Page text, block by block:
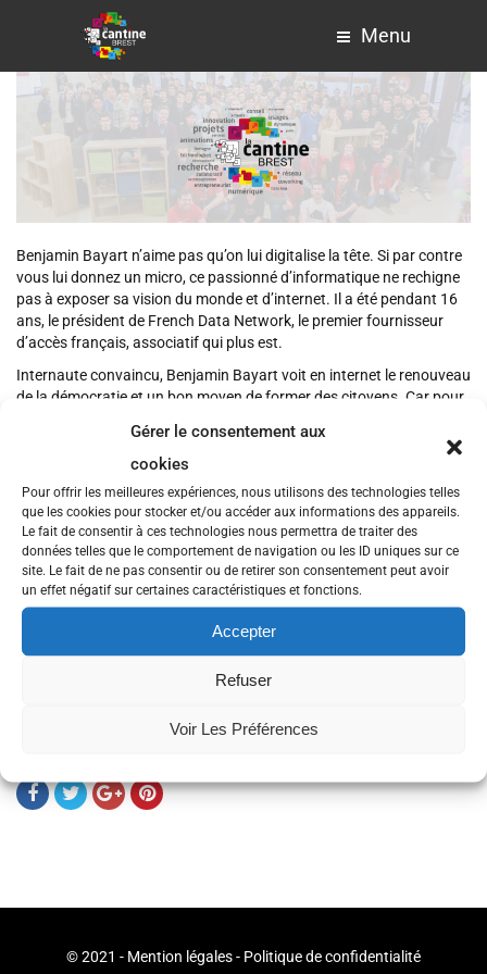
Gérer le consentement aux
cookies
Pour offrir les meilleures expériences, nous utilisons des technologies telles
que les cookies pour stocker et/ou accéder aux informations des appareils.
Le fait de consentir à ces technologies nous permettra de traiter des
données telles que le comportement de navigation ou les ID uniques sur ce
site. Le fait de ne pas consentir ou de retirer son consentement peut avoir
un effet négatif sur certaines caractéristiques et fonctions.
Accepter
Refuser
Voir Les Préférences
Menu
Benjamin Bayart n’aime pas qu’on lui digitalise la tête. Si par contre
vous lui donnez un micro, ce passionné d’informatique ne rechigne
pas à exposer sa vision du monde et d’internet. Il a été pendant 16
ans, le président de French Data Network, le premier fournisseur
d’accès français, associatif qui plus est.
Internaute convaincu, Benjamin Bayart voit en internet le renouveau
de la démocratie et un bon moyen de former des citoyens. Car pour
évoluer. A quand un Homo Informaticus ?
Conférence du 5 octobre 2013 à l’occasion du forum Brest en biens
communs.
>Réécouter son
intervention sur le site
d’Oufipo
> La vidéo est dorénavant
Portail des Savoirs!
© 2021 - Mention légales- Politique de confidentialité